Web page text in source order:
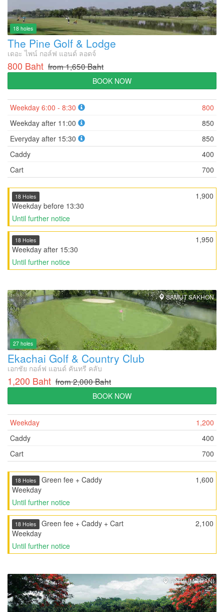
18 holes
The Pine Golf & Lodge
เดอะ ไพน์ กอล์ฟ แอนด์ ลอดจ์
800 Baht from 1,650 Baht
BOOK NOW
Weekday 6:00 - 8:30
800
Weekday after 11:00
850
Everyday after 15:30
850
Caddy
400
Cart
700
1,900
18 Holes
Weekday before 13:30
Until further notice
1,950
18 Holes
Weekday after 15:30
Until further notice
SAMUT SAKHON
27 holes
Ekachai Golf & Country Club
เอกชัย กอล์ฟ แอนด์ คันทรี คลับ
1,200 Baht from 2,000 Baht
BOOK NOW
Weekday
1,200
Caddy
400
Cart
700
1,600
18 Holes Green fee + Caddy
Weekday
Until further notice
2,100
18 Holes Green fee + Caddy + Cart
Weekday
Until further notice
PATHUM THANI